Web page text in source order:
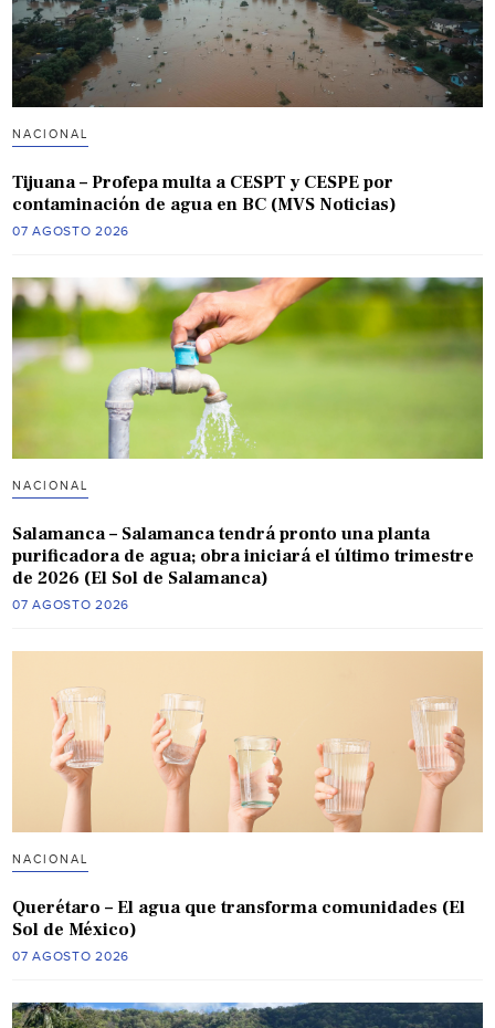
NACIONAL
Tijuana – Profepa multa a CESPT y CESPE por
contaminación de agua en BC (MVS Noticias)
07 AGOSTO 2026
NACIONAL
Salamanca – Salamanca tendrá pronto una planta
purificadora de agua; obra iniciará el último trimestre
de 2026 (El Sol de Salamanca)
07 AGOSTO 2026
NACIONAL
Querétaro – El agua que transforma comunidades (El
Sol de México)
07 AGOSTO 2026